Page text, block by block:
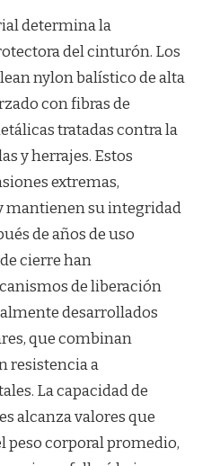
determina la
del cinturón. Los
nylon balístico de alta
con fibras de
tratadas contra la
y herrajes. Estos
extremas,
mantienen su integridad
de años de uso
cierre han
de liberación
desarrollados
que combinan
resistencia a
La capacidad de
alcanza valores que
peso corporal promedio,